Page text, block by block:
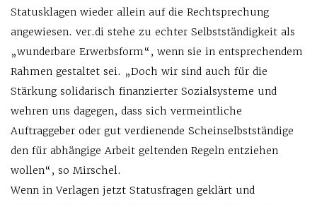
Statusklagen wieder allein auf die Rechtsprechung
angewiesen. ver.di stehe zu echter Selbstständigkeit als
„wunderbare Erwerbsform“, wenn sie in entsprechendem
Rahmen gestaltet sei. „Doch wir sind auch für die
Stärkung solidarisch finanzierter Sozialsysteme und
wehren uns dagegen, dass sich vermeintliche
Auftraggeber oder gut verdienende Scheinselbstständige
den für abhängige Arbeit geltenden Regeln entziehen
wollen“, so Mirschel.
Wenn in Verlagen jetzt Statusfragen geklärt und